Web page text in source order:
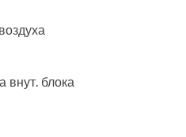
внут. блока